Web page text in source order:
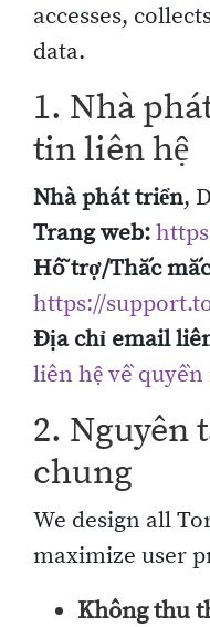
accesses,
data.
1. Nhà
tin liên hệ
Nhà phát triển,
Trang web:
Hỗ trợ/Thắc
https://
Địa chỉ email
liên hệ về
2. Nguyên
chung
We design all
maximize user
Không thu